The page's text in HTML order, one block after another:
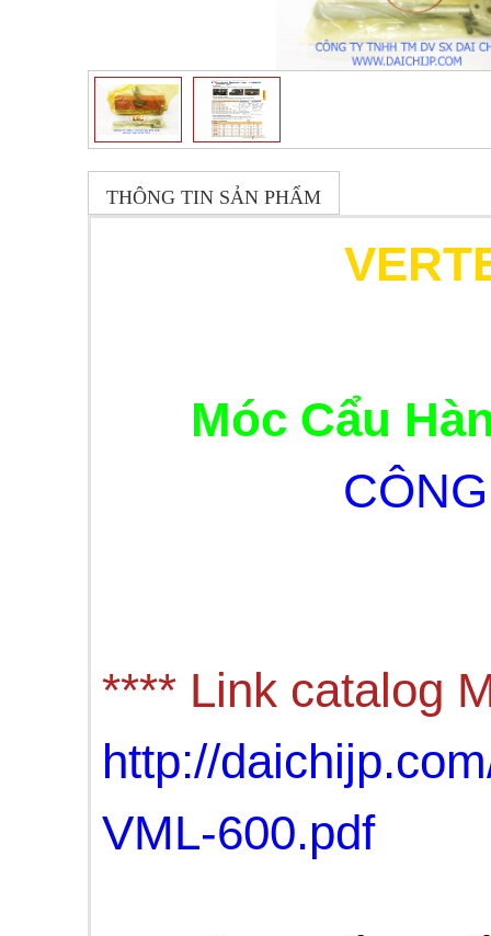
THÔNG TIN SẢN PHẨM
Móc Cẩu
**** Link catalog
http://
VML-600.pdf